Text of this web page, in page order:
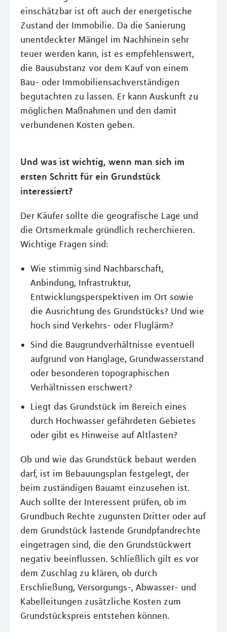
einschätzbar ist oft auch der energetische
Zustand der Immobilie. Da die Sanierung
unentdeckter Mängel im Nachhinein sehr
teuer werden kann, ist es empfehlenswert,
die Bausubstanz vor dem Kauf von einem
Bau- oder Immobiliensachverständigen
begutachten zu lassen. Er kann Auskunft zu
möglichen Maßnahmen und den damit
verbundenen Kosten geben.
Und was ist wichtig, wenn man sich im
ersten Schritt für ein Grundstück
interessiert?
Der Käufer sollte die geografische Lage und
die Ortsmerkmale gründlich recherchieren.
Wichtige Fragen sind:
Wie stimmig sind Nachbarschaft,
Anbindung, Infrastruktur,
Entwicklungsperspektiven im Ort sowie
die Ausrichtung des Grundstücks? Und wie
hoch sind Verkehrs- oder Fluglärm?
Sind die Baugrundverhältnisse eventuell
aufgrund von Hanglage, Grundwasserstand
oder besonderen topographischen
Verhältnissen erschwert?
Liegt das Grundstück im Bereich eines
durch Hochwasser gefährdeten Gebietes
oder gibt es Hinweise auf Altlasten?
Ob und wie das Grundstück bebaut werden
darf, ist im Bebauungsplan festgelegt, der
beim zuständigen Bauamt einzusehen ist.
Auch sollte der Interessent prüfen, ob im
Grundbuch Rechte zugunsten Dritter oder auf
dem Grundstück lastende Grundpfandrechte
eingetragen sind, die den Grundstückwert
negativ beeinflussen. Schließlich gilt es vor
dem Zuschlag zu klären, ob durch
Erschließung, Versorgungs-, Abwasser- und
Kabelleitungen zusätzliche Kosten zum
Grundstückspreis entstehen können.